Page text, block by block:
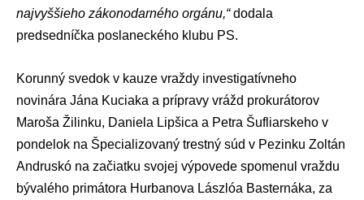
najvyššieho zákonodarného orgánu,“dodala
predsedníčka poslaneckého klubu PS.
Korunný svedok v kauze vraždy investigatívneho
novinára Jána Kuciaka a prípravy vrážd prokurátorov
Maroša Žilinku, Daniela Lipšica a Petra Šufliarskeho v
pondelok na Špecializovaný trestný súd v Pezinku Zoltán
Andruskó na začiatku svojej výpovede spomenul vraždu
bývalého primátora Hurbanova Lászlóa Basternáka, za